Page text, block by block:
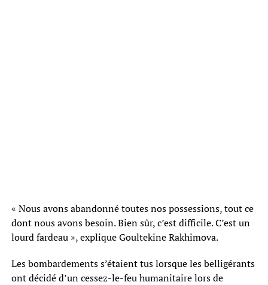
« Nous avons abandonné toutes nos possessions, tout ce
dont nous avons besoin. Bien sûr, c’est difficile. C’est un
lourd fardeau », explique Goultekine Rakhimova.
Les bombardements s’étaient tus lorsque les belligérants
ont décidé d’un cessez-le-feu humanitaire lors de